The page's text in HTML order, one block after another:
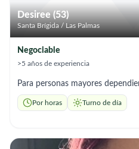
Desiree (53)
Santa Brígida / Las Palmas
Negociable
>5 años de experiencia
Por horas Turno de día